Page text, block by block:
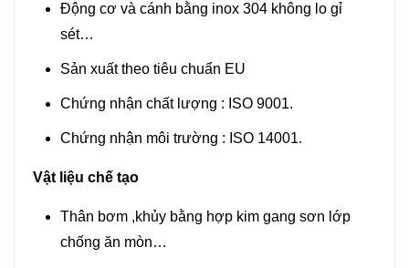
Động cơ và cánh bằng inox 304 không lo gỉ
sét…
Sản xuất theo tiêu chuẩn EU
Chứng nhận chất lượng : ISO 9001.
Chứng nhận môi trường : ISO 14001.
Vật liệu chế tạo
Thân bơm ,khủy bằng hợp kim gang sơn lớp
chống ăn mòn…